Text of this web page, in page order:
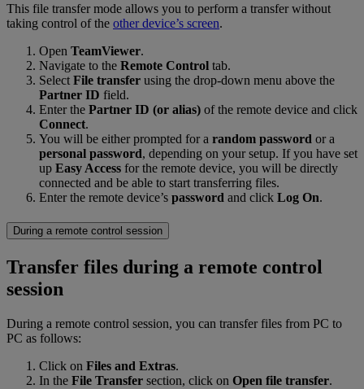
This file transfer mode allows you to perform a transfer without
taking control of the other device’s screen.
Open TeamViewer.
Navigate to the Remote Control tab.
Select File transfer using the drop-down menu above the
Partner ID field.
Enter the Partner ID (or alias) of the remote device and click
Connect.
You will be either prompted for a random password or a
personal password, depending on your setup. If you have set
up Easy Access for the remote device, you will be directly
connected and be able to start transferring files.
Enter the remote device’s password and click Log On.
During a remote control session
Transfer files during a remote control
session
During a remote control session, you can transfer files from PC to
PC as follows:
Click on Files and Extras.
In the File Transfer section, click on Open file transfer.